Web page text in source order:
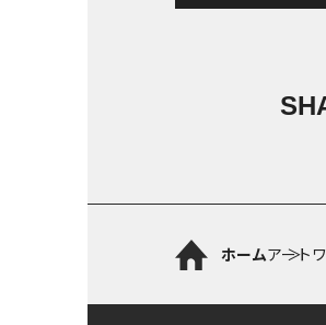
ホームアート